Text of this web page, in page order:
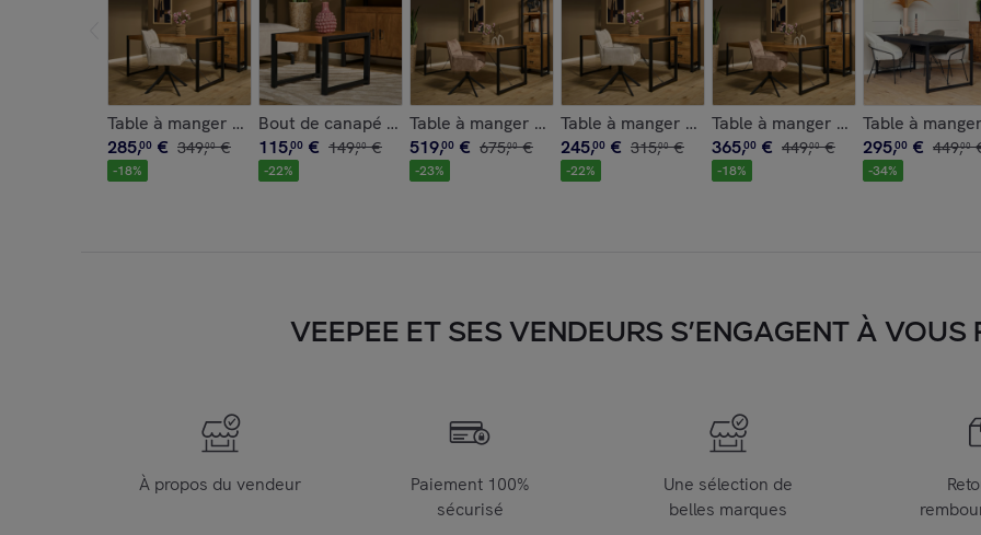
Table à manger bois métal 160 cm MILORA
285,00 € 349,00 €
-18%
Bout de canapé bois métal MILORA
115,00 € 149,00 €
-22%
Table à manger bois métal 220 cm MILORA
519,00 € 675,00 €
-23%
Table à manger bois métal 140 cm MILORA
245,00 € 315,00 €
-22%
Table à manger bois métal 200 cm
365,00 € 449,00 €
-18%
Table à
295,00 € 449,00
-34%
VEEPEE ET SES VENDEURS S’ENGAGENT À VOUS
À propos du vendeur
Paiement 100%
sécurisé
Une sélection de
belles marques